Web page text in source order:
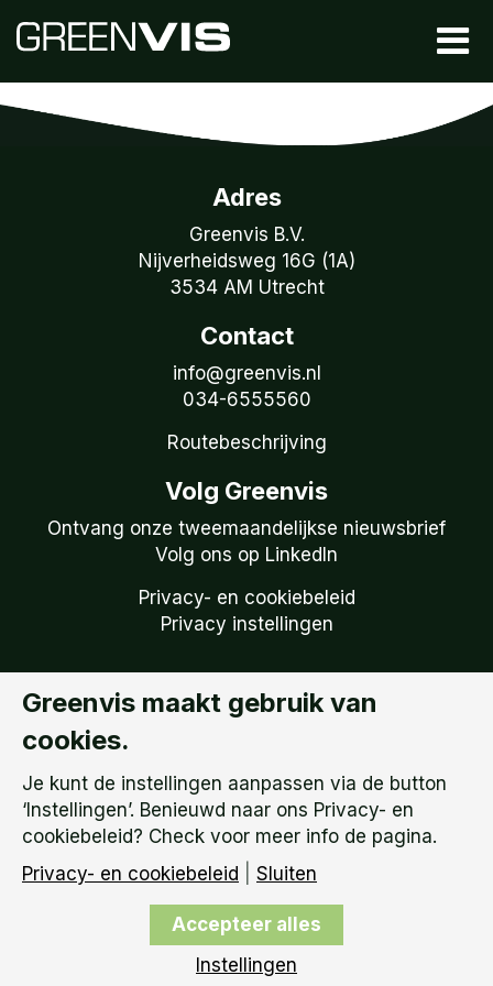
Adres
Greenvis B.V.
Nijverheidsweg 16G (1A)
3534 AM Utrecht
Contact
info@greenvis.nl
034-6555560
Routebeschrijving
Volg Greenvis
Ontvang onze tweemaandelijkse nieuwsbrief
Volg ons op LinkedIn
Privacy- en cookiebeleid
Privacy instellingen
Copyright © 2026Greenvis | KVK: 51738759 –
BTW Nummer: NL 850.149.095.B01 |
Greenvis maakt gebruik van
cookies.
Je kunt de instellingen aanpassen via de button
‘Instellingen’. Benieuwd naar ons Privacy- en
cookiebeleid? Check voor meer info de pagina.
Privacy- en cookiebeleid
Sluiten
Accepteer alles
Instellingen